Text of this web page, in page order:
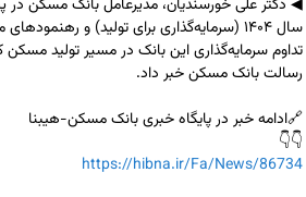
👇👇
https://hibna.ir/Fa/News/86734